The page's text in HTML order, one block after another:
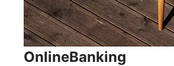
OnlineBanking